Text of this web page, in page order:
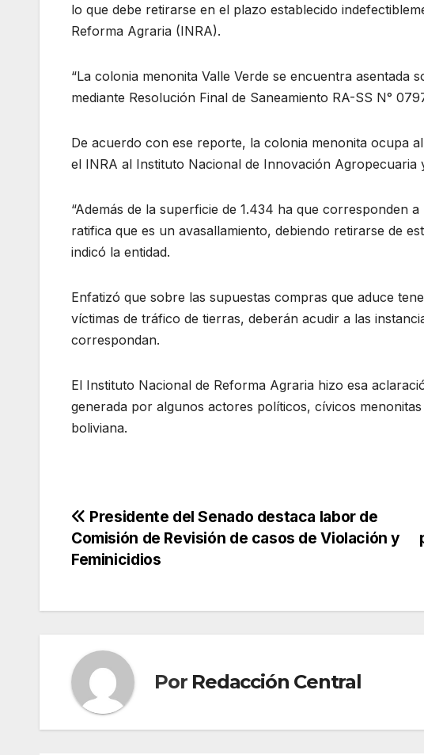
lo que debe retirarse en el plazo establecido
Reforma Agraria (INRA).
“La colonia menonita Valle Verde se encuentra asentada
mediante Resolución Final de Saneamiento RA-SS N°
De acuerdo con ese reporte, la colonia menonita ocupa
el INRA al Instituto Nacional de Innovación
“Además de la superficie de 1.434 ha que corresponden
ratifica que es un avasallamiento, debiendo retirarse de
indicó la entidad.
Enfatizó que sobre las supuestas compras que aduce
víctimas de tráfico de tierras, deberán acudir a las
correspondan.
El Instituto Nacional de Reforma Agraria hizo esa
generada por algunos actores políticos, cívicos
boliviana.
Navegación
de
Presidente del Senado destaca labor de
Comisión de Revisión de casos de Violación y
Feminicidios
Por Redacción Central